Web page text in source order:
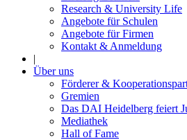
Research & University Life
Angebote für Schulen
Angebote für Firmen
Kontakt & Anmeldung
|
Über uns
Förderer &
Gremien
Das DAI Heidelberg feiert
Mediathek
Hall of Fame